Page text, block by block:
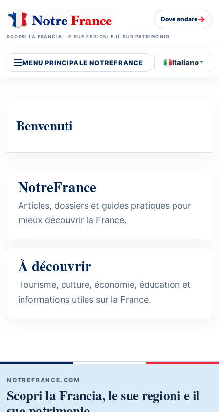
SCOPRI LA FRANCIA, LE SUE REGIONI E IL SUO PATRIMONIO
Dove andare→
MENU PRINCIPALE NOTREFRANCE Italiano
Benvenuti
NotreFrance
Articles, dossiers et guides pratiques pour
mieux découvrir la France.
À découvrir
Tourisme, culture, économie, éducation et
informations utiles sur la France.
NOTREFRANCE.COM
Scopri la Francia, le sue regioni e il